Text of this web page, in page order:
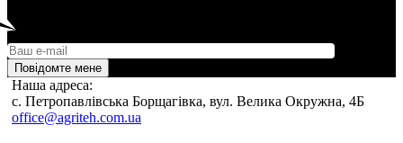
Повідомте мене
Наша адреса:
c. Петропавлівська Борщагівка, вул. Велика Окружна, 4Б
office@agriteh.com.ua